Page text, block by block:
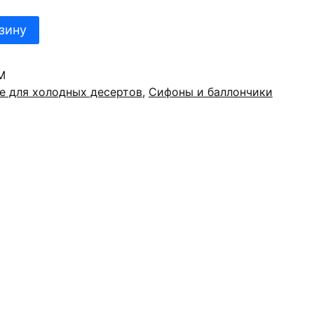
для холодных десертов, Сифоны и баллончики